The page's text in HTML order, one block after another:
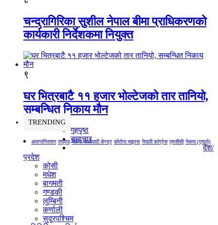
चन्द्रागिरिका सुशील नेपाल बीमा प्राधिकरणको
कार्यकारी निर्देशकमा नियुक्त
९
घर भित्रबाटै ११ हजार भोल्टेजको तार तानियो,
सम्बन्धित निकाय मौन
TRENDING
अफगानिस्तान राप्रपा नेकपा माओवादी केन्द्र कोरोना भाइरस नेपाली कांग्रेस एमसीसी नेकपा (एमाले)
गृहपृष्ठ
समाचार
देश/
प्रदेश
कोसी
मधेश
बागमती
गण्डकी
लुम्बिनी
कर्णाली
सुदूरपश्चिम